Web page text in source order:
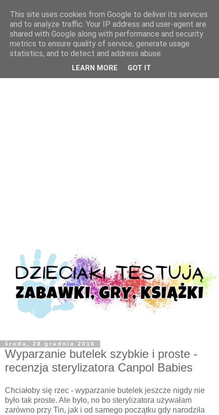
środa, 28 grudnia 2016
Wyparzanie butelek szybkie i proste -
recenzja sterylizatora Canpol Babies
Chciałoby się rzec - wyparzanie butelek jeszcze nigdy nie
było tak proste. Ale było, no bo sterylizatora używałam
zarówno przy Tin, jak i od samego początku gdy narodziła
This site uses cookies from Google to deliver its services
and to analyze traffic. Your IP address and user-agent are
shared with Google along with performance and security
metrics to ensure quality of service, generate usage
statistics, and to detect and address abuse.
LEARN MORE GOT IT